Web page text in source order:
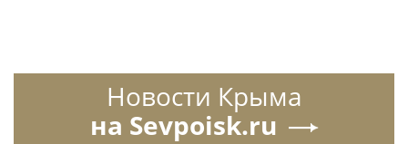
Новости Крыма
на Sevpoisk.ru